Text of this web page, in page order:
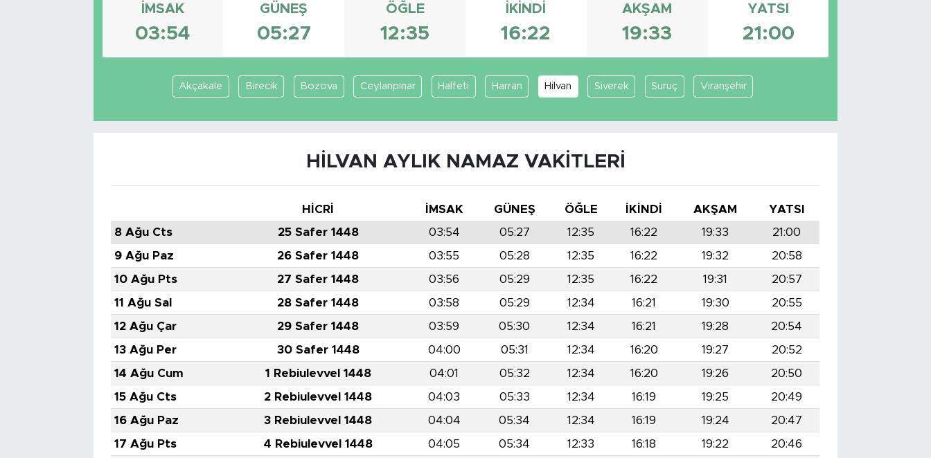
İMSAK
03:54
GÜNEŞ
05:27
ÖĞLE
12:35
İKINDI
16:22
AKŞAM
19:33
YATSI
21:00
Akçakale Birecik Bozova Ceylanpınar Halfeti Harran Hilvan Siverek Suruç Viranşehir
HILVAN AYLIK NAMAZ VAKITLERI
HİCRİ İMSAK GÜNEŞ ÖĞLE İKINDI AKŞAM
YATSI
8 Ağu Cts
25 Safer 1448 03:54 05:27 12:35 16:22 19:33
21:00
9 Ağu Paz
26 Safer 1448 03:55 05:28 12:35 16:22 19:32
20:58
10 Ağu Pts
27 Safer 1448 03:56 05:29 12:35 16:22 19:31
20:57
11 Ağu Sal
28 Safer 1448 03:58 05:29 12:34 16:21 19:30
20:55
12 Ağu Çar
29 Safer 1448 03:59 05:30 12:34 16:21 19:28
20:54
13 Ağu Per
30 Safer 1448 04:00 05:31 12:34 16:20 19:27
20:52
14 Ağu Cum
1 Rebiulevvel 1448 04:01 05:32 12:34 16:20 19:26
20:50
15 Ağu Cts
2 Rebiulevvel 1448 04:03 05:33 12:34 16:19 19:25
20:49
16 Ağu Paz
3 Rebiulevvel 1448 04:04 05:34 12:34 16:19 19:24
20:47
17 Ağu Pts
4 Rebiulevvel 1448 04:05 05:34 12:33 16:18 19:22
20:46
Resmi İlanlar